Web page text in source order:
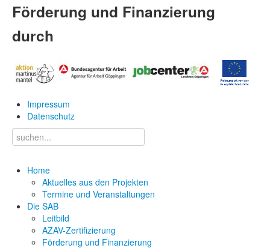
Förderung und Finanzierung
durch
Impressum
Datenschutz
Home
Aktuelles aus den Projekten
Termine und Veranstaltungen
Die SAB
Leitbild
AZAV-Zertifizierung
Förderung und Finanzierung